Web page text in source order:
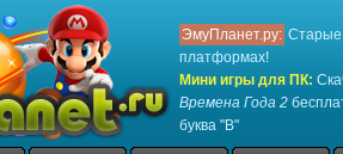
ЭмуПланет.ру: Старые
платформах!
Мини игры для ПК:
Времена Года 2
буква "В"